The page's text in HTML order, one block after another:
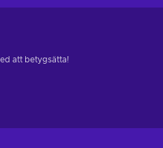
att betygsätta!